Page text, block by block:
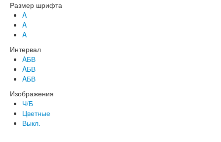
Размер шрифта
A
A
A
Интервал
AБВ
AБВ
AБВ
Изображения
Ч/Б
Цветные
Выкл.